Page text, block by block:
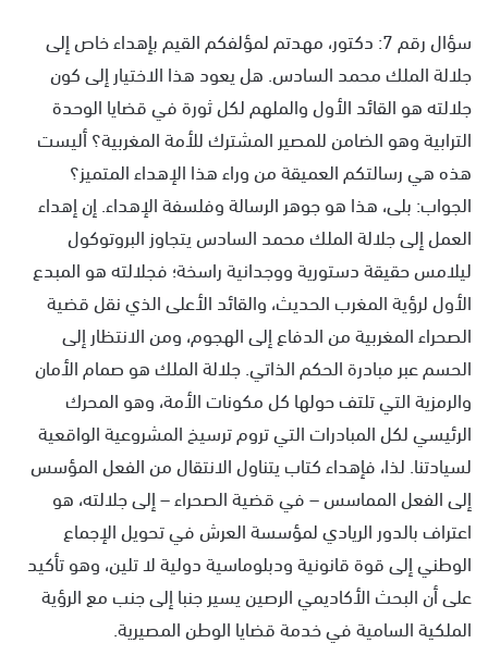
سؤال رقم 7: دكتور، مهدتم لمؤلفكم القيم بإهداء خاص إلى
جلالة الملك محمد السادس. هل يعود هذا الاختيار إلى كون
جلالته هو القائد الأول والملهم لكل ثورة في قضايا الوحدة
الترابية وهو الضامن للمصير المشترك للأمة المغربية؟ أليست
هذه هي رسالتكم العميقة من وراء هذا الإهداء المتميز؟
الجواب: بلى، هذا هو جوهر الرسالة وفلسفة الإهداء. إن إهداء
العمل إلى جلالة الملك محمد السادس يتجاوز البروتوكول
ليلامس حقيقة دستورية ووجدانية راسخة؛ فجلالته هو المبدع
الأول لرؤية المغرب الحديث، والقائد الأعلى الذي نقل قضية
الصحراء المغربية من الدفاع إلى الهجوم، ومن الانتظار إلى
الحسم عبر مبادرة الحكم الذاتي. جلالة الملك هو صمام الأمان
والرمزية التي تلتف حولها كل مكونات الأمة، وهو المحرك
الرئيسي لكل المبادرات التي تروم ترسيخ المشروعية الواقعية
لسيادتنا. لذا، فإهداء كتاب يتناول الانتقال من الفعل المؤسس
إلى الفعل المماسس – في قضية الصحراء – إلى جلالته، هو
اعتراف بالدور الريادي لمؤسسة العرش في تحويل الإجماع
الوطني إلى قوة قانونية ودبلوماسية دولية لا تلين، وهو تأكيد
على أن البحث الأكاديمي الرصين يسير جنبا إلى جنب مع الرؤية
الملكية السامية في خدمة قضايا الوطن المصيرية.